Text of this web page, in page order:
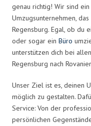
genau richtig! Wir sind
Umzugsunternehmen,
Regensburg. Egal, ob du
oder sogar ein Büro
unterstützen dich bei
Regensburg nach
Unser Ziel ist es, deinen
möglich zu gestalten.
Service: Von der
persönlichen